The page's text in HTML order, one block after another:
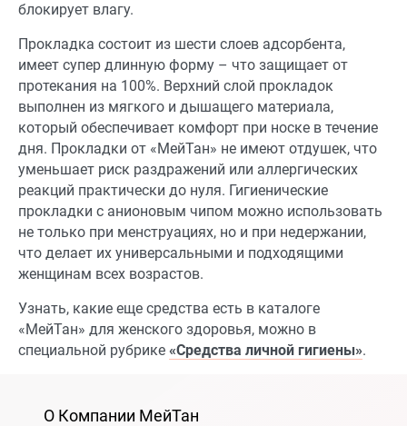
блокирует влагу.
Прокладка состоит из шести слоев адсорбента,
имеет супер длинную форму – что защищает от
протекания на 100%. Верхний слой прокладок
выполнен из мягкого и дышащего материала,
который обеспечивает комфорт при носке в течение
дня. Прокладки от «МейТан» не имеют отдушек, что
уменьшает риск раздражений или аллергических
реакций практически до нуля. Гигиенические
прокладки с анионовым чипом можно использовать
не только при менструациях, но и при недержании,
что делает их универсальными и подходящими
женщинам всех возрастов.
Узнать, какие еще средства есть в каталоге
«МейТан» для женского здоровья, можно в
специальной рубрике «Средства личной гигиены».
О Компании МейТан